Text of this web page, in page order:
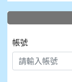
帳號